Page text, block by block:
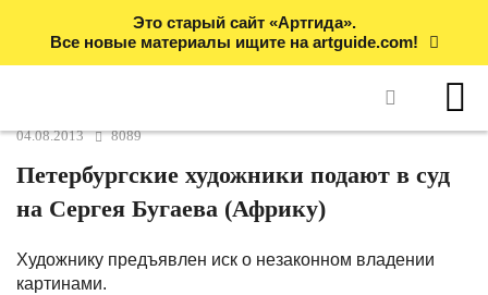
Это старый сайт «Артгида».
Все новые материалы ищите на artguide.com!
04.08.2013 8089
Петербургские художники подают в суд
на Сергея Бугаева (Африку)
Художнику предъявлен иск о незаконном владении
картинами.